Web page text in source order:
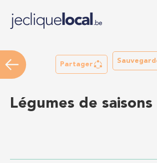
Partager
Légumes de saisons